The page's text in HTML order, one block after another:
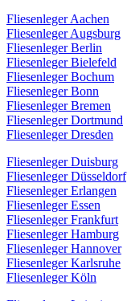
Fliesenleger Aachen
Fliesenleger Augsburg
Fliesenleger Berlin
Fliesenleger Bielefeld
Fliesenleger Bochum
Fliesenleger Bonn
Fliesenleger Bremen
Fliesenleger Dortmund
Fliesenleger Dresden
Fliesenleger Duisburg
Fliesenleger Düsseldorf
Fliesenleger Erlangen
Fliesenleger Essen
Fliesenleger Frankfurt
Fliesenleger Hamburg
Fliesenleger Hannover
Fliesenleger Karlsruhe
Fliesenleger Köln